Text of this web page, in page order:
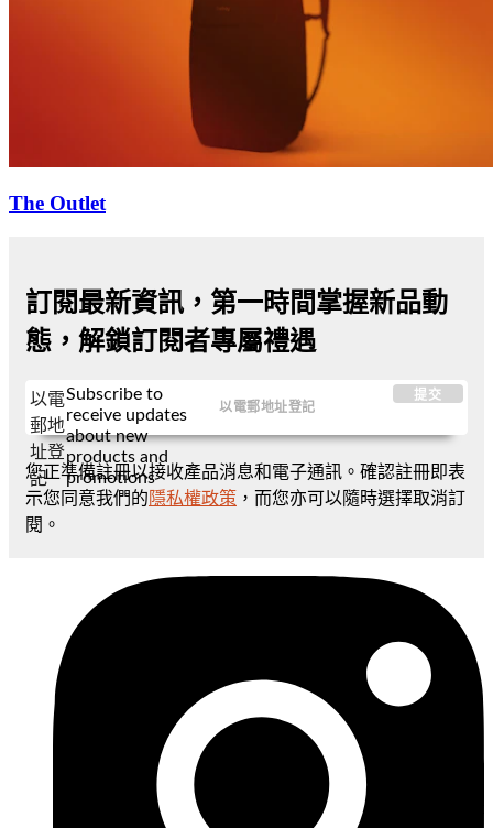
The Outlet
訂閱最新資訊，第一時間掌握新品動
態，解鎖訂閱者專屬禮遇
以電
郵地
址登
記
Subscribe to
receive updates
about new
products and
promotions
提交
您正準備註冊以接收產品消息和電子通訊。確認註冊即表
示您同意我們的 隱私權政策 ，而您亦可以隨時選擇取消訂
閱。